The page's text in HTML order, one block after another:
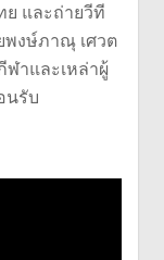
ย และถ่ายวีที
พงษ์ภาณุ เศวต
ฬาและเหล่าผู้
นรับ